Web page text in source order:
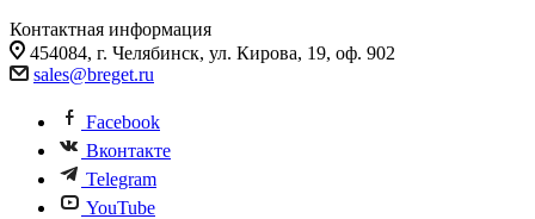
Контактная информация
454084, г. Челябинск, ул. Кирова, 19, оф. 902
sales@breget.ru
Facebook
Вконтакте
Telegram
YouTube